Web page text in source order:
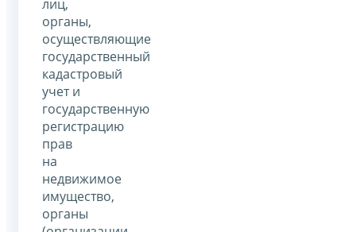
лиц,
органы,
осуществляющие
государственный
кадастровый
учет и
государственную
регистрацию
прав
на
недвижимое
имущество,
органы